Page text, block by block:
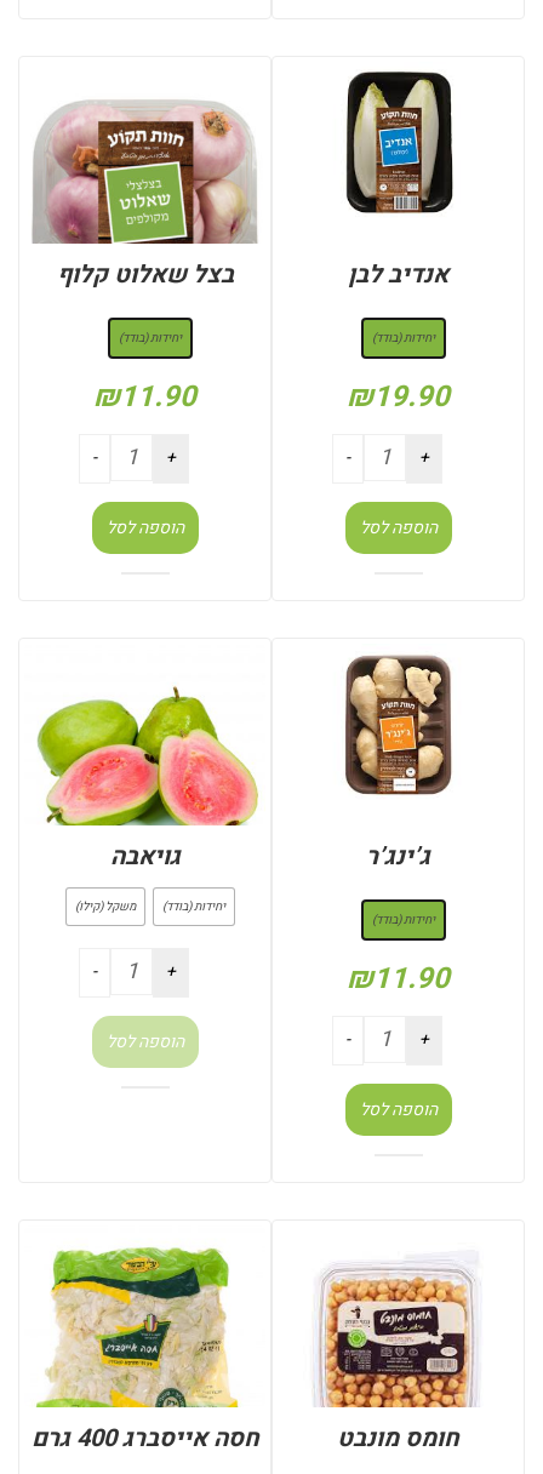
אנדיב לבן
יחידות (בודד)
₪19.90
הוספה לסל
בצל שאלוט קלוף
יחידות (בודד)
₪11.90
הוספה לסל
ג’ינג’ר
יחידות (בודד)
₪11.90
הוספה לסל
גויאבה
יחידות (בודד) משקל (קילו)
הוספה לסל
חומס מונבט חסה אייסברג 400 גרם